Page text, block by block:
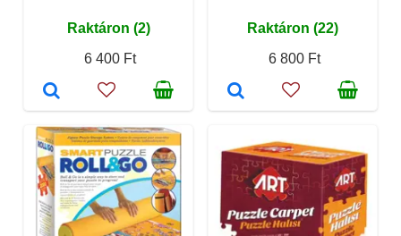
Raktáron (2)
6 400 Ft
Raktáron (22)
6 800 Ft